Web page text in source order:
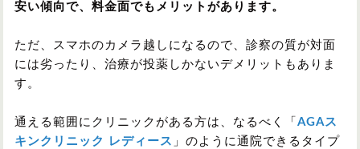
安い傾向で、料金面でもメリットがあります。
ただ、スマホのカメラ越しになるので、診察の質が対面
には劣ったり、治療が投薬しかないデメリットもありま
す。
通える範囲にクリニックがある方は、なるべく「 AGAス
キンクリニック レディース 」のように通院できるタイプ